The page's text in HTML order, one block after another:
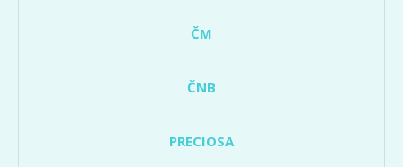
ČM
ČNB
PRECIOSA